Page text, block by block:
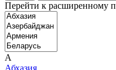
Перейти к расширенному
А
Абхазия